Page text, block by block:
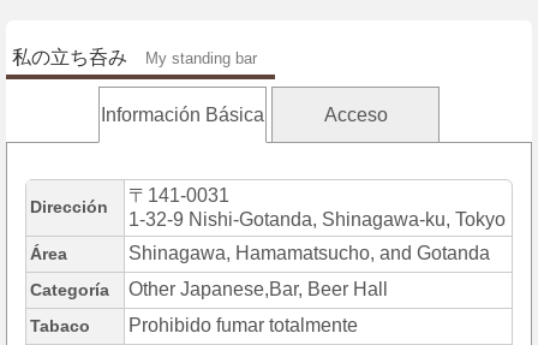
私の立ち呑み My standing bar
Información Básica Acceso
Dirección
〒141-0031
1-32-9 Nishi-Gotanda, Shinagawa-ku, Tokyo
Área Shinagawa, Hamamatsucho, and Gotanda
Categoría Other Japanese,Bar, Beer Hall
Tabaco Prohibido fumar totalmente